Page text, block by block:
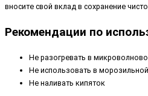
вносите свой вклад в сохранение
Рекомендации по
Не разогревать в
Не использовать в
Не наливать кипяток